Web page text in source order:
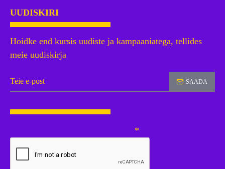
UUDISKIRI
Hoidke end kursis uudiste ja kampaaniatega, tellides
meie uudiskirja
SAADA